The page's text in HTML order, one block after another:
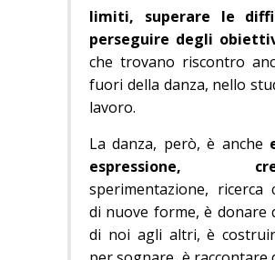
limiti, superare le
perseguire degli
che trovano riscontro
fuori della danza, nello
lavoro.
La danza, però, è anche
espressione,
sperimentazione, ricerca
di nuove forme, è donare
di noi agli altri, è